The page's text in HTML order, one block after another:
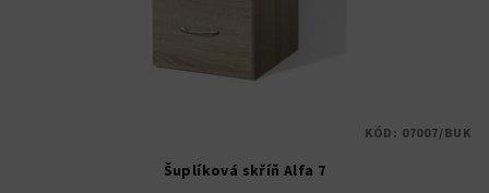
Šuplíková skříň Alfa 7
KÓD: 07007/BUK